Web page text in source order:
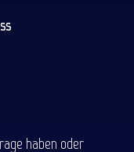
haben oder